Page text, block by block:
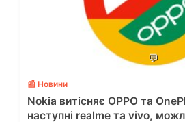
💬
📰 Новини
Nokia витісняє OPPO та
наступні realme та vivo,